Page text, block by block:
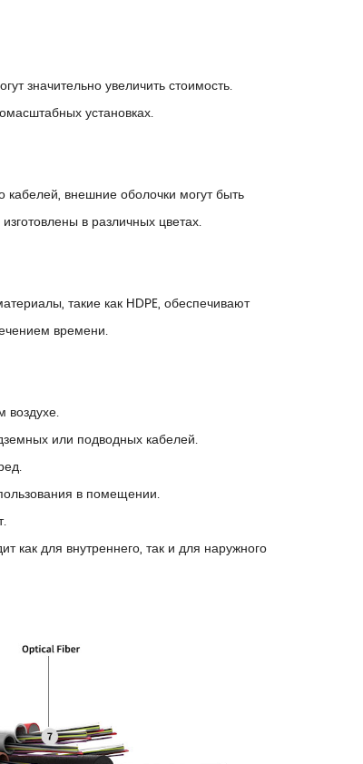
значительно увеличить стоимость.
установках.
кабелей, внешние оболочки могут быть
в различных цветах.
такие как HDPE, обеспечивают
времени.
воздухе.
или подводных кабелей.
в помещении.
как для внутреннего, так и для наружного